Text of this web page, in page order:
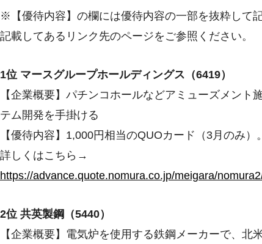
※【優待内容】の欄には優待内容の一部を抜粋して
記載してあるリンク先のページをご参照ください。
1位 マースグループホールディングス（6419）
【企業概要】パチンコホールなどアミューズメン
テム開発を手掛ける
【優待内容】1,000円相当のQUOカード（3月のみ）。
詳しくはこちら→
https://advance.quote.nomura.co.jp/meigara/
2位 共英製鋼（5440）
【企業概要】電気炉を使用する鉄鋼メーカーで、北